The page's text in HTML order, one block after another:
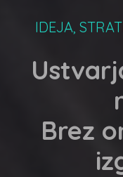
IDEJA,
Brez